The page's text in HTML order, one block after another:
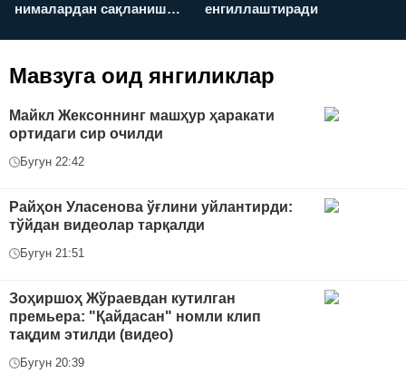
нималардан сақланиш
енгиллаштиради
Мавзуга оид янгиликлар
Майкл Жексоннинг машҳур ҳаракати
ортидаги сир очилди
Бугун 22:42
Райҳон Уласенова ўғлини уйлантирди:
тўйдан видеолар тарқалди
Бугун 21:51
Зоҳиршоҳ Жўраевдан кутилган
премьера: "Қайдасан" номли клип
тақдим этилди (видео)
Бугун 20:39